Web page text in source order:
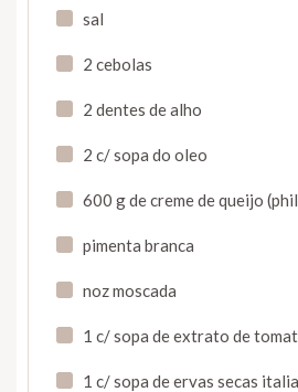
sal
2 cebolas
2 dentes de alho
2 c/ sopa do oleo
600 g de creme de queijo
pimenta branca
noz moscada
1 c/ sopa de extrato de
1 c/ sopa de ervas secas